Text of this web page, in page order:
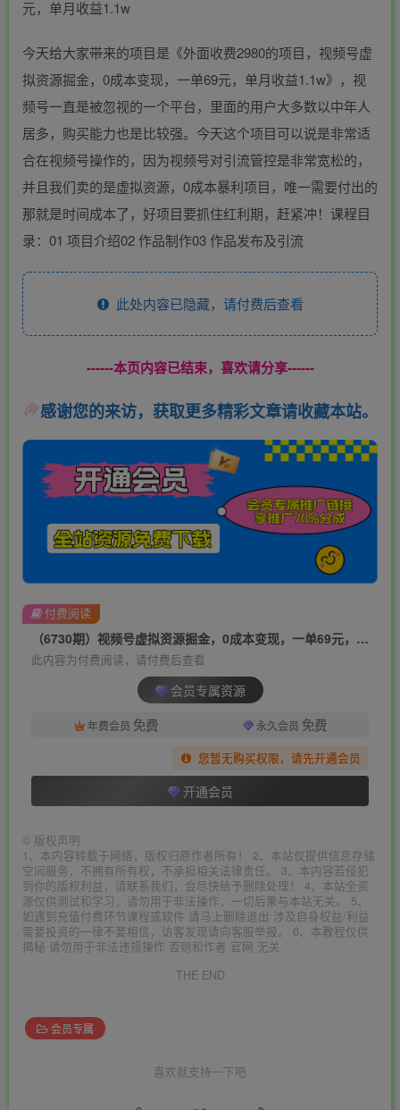
今天给大家带来的项目是《外面收费2980的项目，视频号虚
拟资源掘金，0成本变现，一单69元，单月收益1.1w》，视
频号一直是被忽视的一个平台，里面的用户大多数以中年人
居多，购买能力也是比较强。今天这个项目可以说是非常适
合在视频号操作的，因为视频号对引流管控是非常宽松的，
并且我们卖的是虚拟资源，0成本暴利项目，唯一需要付出的
那就是时间成本了，好项目要抓住红利期，赶紧冲！课程目
录：01 项目介绍02 作品制作03 作品发布及引流
此处内容已隐藏，请付费后查看
------本页内容已结束，喜欢请分享------
感谢您的来访，获取更多精彩文章请收藏本站。
（6730期）视频号虚拟资源掘金，0成本变现，一单69元，单月收益1.1w
此内容为付费阅读，请付费后查看
会员专属资源
年费会员 免费 永久会员 免费
您暂无购买权限，请先开通会员
开通会员
付费阅读
© 版权声明
1、本内容转载于网络，版权归原作者所有！ 2、本站仅提供信息存储
空间服务，不拥有所有权，不承担相关法律责任。 3、本内容若侵犯
到你的版权利益，请联系我们，会尽快给予删除处理！ 4、本站全资
源仅供测试和学习，请勿用于非法操作，一切后果与本站无关。 5、
如遇到充值付费环节课程或软件 请马上删除退出 涉及自身权益/利益
需要投资的一律不要相信，访客发现请向客服举报。 6、本教程仅供
揭秘 请勿用于非法违规操作 否则和作者 官网 无关
THE END
会员专属
喜欢就支持一下吧